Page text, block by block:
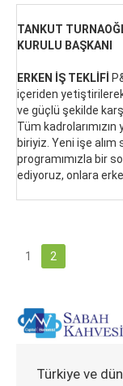
TANKUT
KURULU BAŞKANI
ERKEN İŞ TEKLİFİ
içeriden yetiştirilerek
ve güçlü şekilde
Tüm
biriyiz. Yeni işe
programımızla bir
ediyoruz, onlara
1 2
Türkiye ve